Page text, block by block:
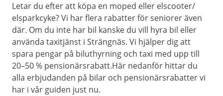
Letar du efter att köpa en moped eller elscooter/
elsparkcyke? Vi har flera rabatter för seniorer även
där. Om du inte har bil kanske du vill hyra bil eller
använda taxitjänst i Strängnäs. Vi hjälper dig att
spara pengar på biluthyrning och taxi med upp till
20–50 % pensionärsrabatt.Här nedanför hittar du
alla erbjudanden på bilar och pensionärsrabatter vi
har i vår guiden just nu.